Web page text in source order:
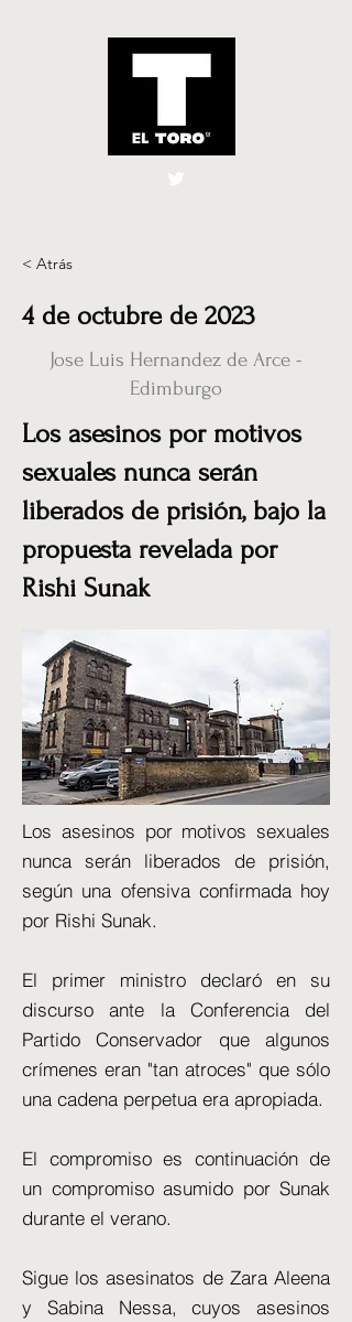
El Toro España
< Atrás
4 de octubre de 2023
Jose Luis Hernandez de Arce -
Edimburgo
Los asesinos por motivos
sexuales nunca serán
liberados de prisión, bajo la
propuesta revelada por
Rishi Sunak
Los asesinos por motivos sexuales
nunca serán liberados de prisión,
según una ofensiva confirmada hoy
por Rishi Sunak.
El primer ministro declaró en su
discurso ante la Conferencia del
Partido Conservador que algunos
crímenes eran "tan atroces" que sólo
una cadena perpetua era apropiada.
El compromiso es continuación de
un compromiso asumido por Sunak
durante el verano.
Sigue los asesinatos de Zara Aleena
y Sabina Nessa, cuyos asesinos